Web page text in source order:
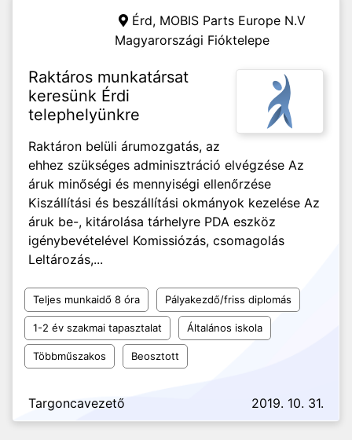
Érd, MOBIS Parts Europe N.V
Magyarországi Fióktelepe
Raktáros munkatársat
keresünk Érdi
telephelyünkre
Raktáron belüli árumozgatás, az
ehhez szükséges adminisztráció elvégzése Az
áruk minőségi és mennyiségi ellenőrzése
Kiszállítási és beszállítási okmányok kezelése Az
áruk be-, kitárolása tárhelyre PDA eszköz
igénybevételével Komissiózás, csomagolás
Leltározás,...
Teljes munkaidő 8 óra Pályakezdő/friss diplomás
1-2 év szakmai tapasztalat Általános iskola
Többműszakos Beosztott
Targoncavezető 2019. 10. 31.